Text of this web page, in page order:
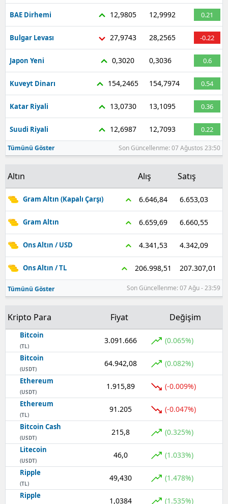
BAE Dirhemi 12,9805 12,9992 0.21
Bulgar Levası 27,9743 28,2565 -0.22
Japon Yeni 0,3020 0,3036 0.6
Kuveyt Dinarı 154,2465 154,7974 0.54
Katar Riyali 13,0730 13,1095 0.36
Suudi Riyali 12,6987 12,7093 0.22
Tümünü Göster Son Güncellenme: 07 Ağustos 23:50
Altın Alış Satış
Gram Altın (Kapalı Çarşı) 6.646,84 6.653,03
Gram Altın 6.659,69 6.660,55
Ons Altın / USD 4.341,53 4.342,09
Ons Altın / TL 206.998,51 207.307,01
Tümünü Göster Son Güncellenme: 07 Ağu - 23:59
Kripto Para Fiyat Değişim
Bitcoin
(TL)
3.091.666 (0.065%)
Bitcoin
(USDT)
64.942,08 (0.082%)
Ethereum
(USDT)
1.915,89 (-0.009%)
Ethereum
(TL)
91.205 (-0.047%)
Bitcoin Cash
(USDT)
215,8 (0.325%)
Litecoin
(USDT)
46,0 (1.033%)
Ripple
(TL)
49,430 (1.478%)
Ripple
1,0384 (1.535%)